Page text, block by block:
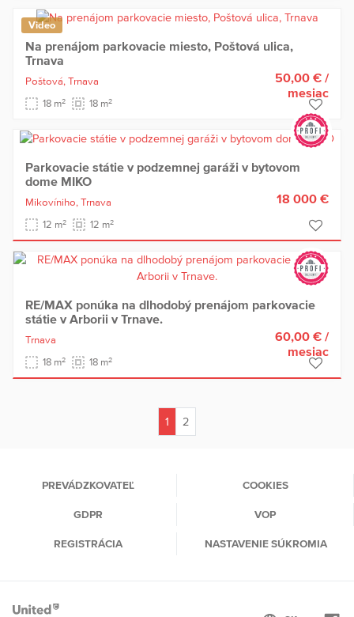
Video
Na prenájom parkovacie miesto, Poštová ulica,
Trnava
Poštová, Trnava
18 m2 18 m2
50,00 € /
mesiac
Parkovacie státie v podzemnej garáži v bytovom
dome MIKO
Mikovíniho, Trnava
12 m2 12 m2
18 000 €
RE/MAX ponúka na dlhodobý prenájom parkovacie
státie v Arborii v Trnave.
Trnava
18 m2 18 m2
60,00 € /
mesiac
1
2
PREVÁDZKOVATEĽ COOKIES
GDPR VOP
REGISTRÁCIA NASTAVENIE SÚKROMIA